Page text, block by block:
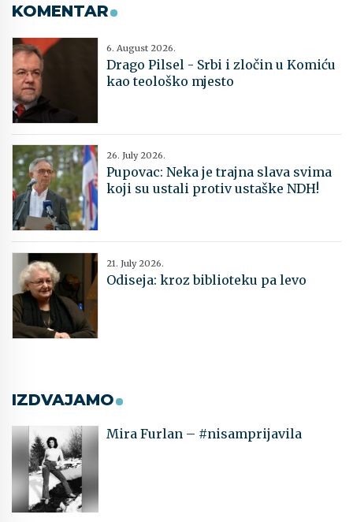
KOMENTAR
6. August 2026.
Drago Pilsel - Srbi i zločin u Komiću
kao teološko mjesto
26. July 2026.
Pupovac: Neka je trajna slava svima
koji su ustali protiv ustaške NDH!
21. July 2026.
Odiseja: kroz biblioteku pa levo
IZDVAJAMO
Mira Furlan – #nisamprijavila